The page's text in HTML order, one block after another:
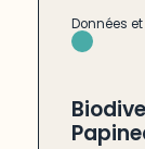
Données